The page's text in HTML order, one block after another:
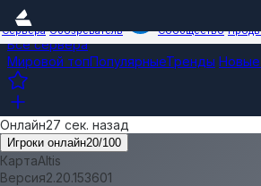
Сервера Обозреватель Сообщество
Все сервера
Мировой топПопулярныеТренды Новые
Онлайн27 сек. назад
Игроки онлайн20/100
КартаAltis
Версия2.20.153601